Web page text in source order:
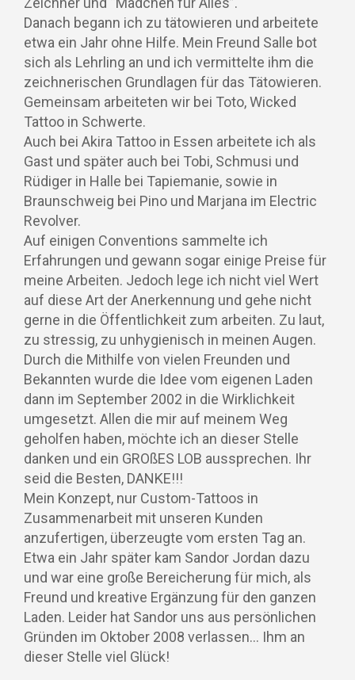
Danach begann ich zu tätowieren und arbeitete
etwa ein Jahr ohne Hilfe. Mein Freund Salle bot
sich als Lehrling an und ich vermittelte ihm die
zeichnerischen Grundlagen für das Tätowieren.
Gemeinsam arbeiteten wir bei Toto, Wicked
Tattoo in Schwerte.
Auch bei Akira Tattoo in Essen arbeitete ich als
Gast und später auch bei Tobi, Schmusi und
Rüdiger in Halle bei Tapiemanie, sowie in
Braunschweig bei Pino und Marjana im Electric
Revolver.
Auf einigen Conventions sammelte ich
Erfahrungen und gewann sogar einige Preise für
meine Arbeiten. Jedoch lege ich nicht viel Wert
auf diese Art der Anerkennung und gehe nicht
gerne in die Öffentlichkeit zum arbeiten. Zu laut,
zu stressig, zu unhygienisch in meinen Augen.
Durch die Mithilfe von vielen Freunden und
Bekannten wurde die Idee vom eigenen Laden
dann im September 2002 in die Wirklichkeit
umgesetzt. Allen die mir auf meinem Weg
geholfen haben, möchte ich an dieser Stelle
danken und ein GROßES LOB aussprechen. Ihr
seid die Besten, DANKE!!!
Mein Konzept, nur Custom-Tattoos in
Zusammenarbeit mit unseren Kunden
anzufertigen, überzeugte vom ersten Tag an.
Etwa ein Jahr später kam Sandor Jordan dazu
und war eine große Bereicherung für mich, als
Freund und kreative Ergänzung für den ganzen
Laden. Leider hat Sandor uns aus persönlichen
Gründen im Oktober 2008 verlassen… Ihm an
dieser Stelle viel Glück!